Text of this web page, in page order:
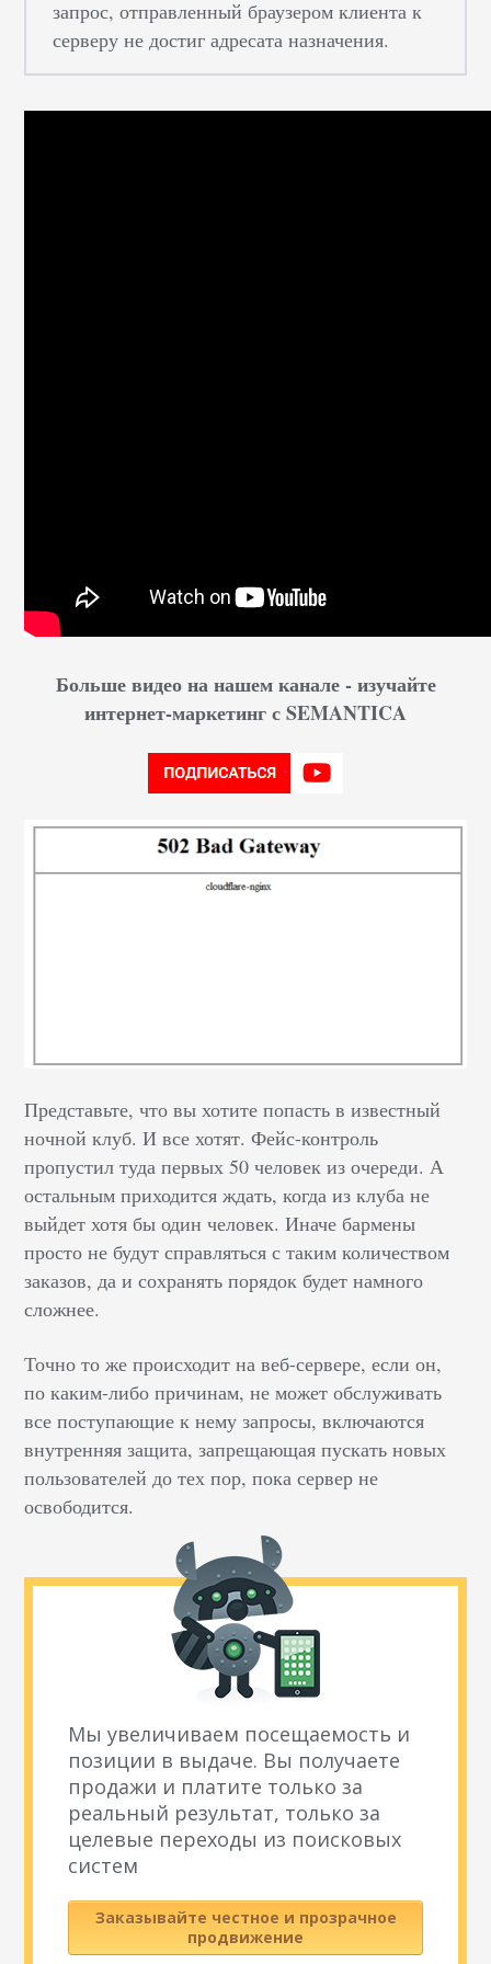
запрос, отправленный браузером клиента к
серверу не достиг адресата назначения.
Больше видео на нашем канале - изучайте
интернет-маркетинг с SEMANTICA
Представьте, что вы хотите попасть в известный
ночной клуб. И все хотят. Фейс-контроль
пропустил туда первых 50 человек из очереди. А
остальным приходится ждать, когда из клуба не
выйдет хотя бы один человек. Иначе бармены
просто не будут справляться с таким количеством
заказов, да и сохранять порядок будет намного
сложнее.
Точно то же происходит на веб-сервере, если он,
по каким-либо причинам, не может обслуживать
все поступающие к нему запросы, включаются
внутренняя защита, запрещающая пускать новых
пользователей до тех пор, пока сервер не
освободится.
Мы увеличиваем посещаемость и
позиции в выдаче. Вы получаете
продажи и платите только за
реальный результат, только за
целевые переходы из поисковых
систем
Заказывайте честное и прозрачное
продвижение